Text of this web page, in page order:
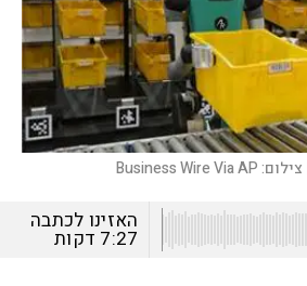
צילום:Business Wire Via AP
האזינו לכתבה
7:27 דקות